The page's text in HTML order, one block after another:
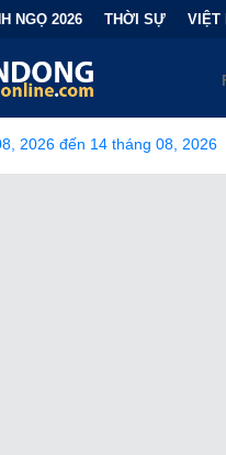
NGỌ 2026 THỜI SỰ VIỆT
08, 2026 • Bi kịch "6